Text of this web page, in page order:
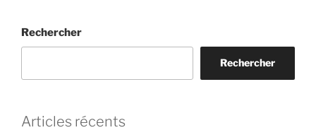
Rechercher
Rechercher
Articles récents